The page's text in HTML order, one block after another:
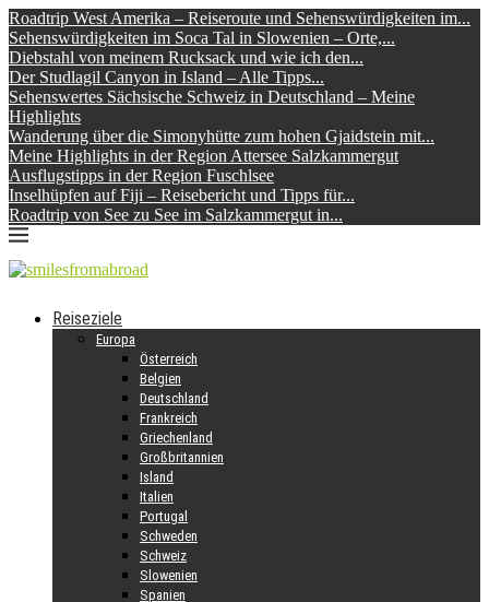
Roadtrip West Amerika – Reiseroute und Sehenswürdigkeiten im...
Sehenswürdigkeiten im Soca Tal in Slowenien – Orte,...
Diebstahl von meinem Rucksack und wie ich den...
Der Studlagil Canyon in Island – Alle Tipps...
Sehenswertes Sächsische Schweiz in Deutschland – Meine
Highlights
Wanderung über die Simonyhütte zum hohen Gjaidstein mit...
Meine Highlights in der Region Attersee Salzkammergut
Ausflugstipps in der Region Fuschlsee
Inselhüpfen auf Fiji – Reisebericht und Tipps für...
Roadtrip von See zu See im Salzkammergut in...
Reiseziele
Europa
Österreich
Belgien
Deutschland
Frankreich
Griechenland
Großbritannien
Island
Italien
Portugal
Schweden
Schweiz
Slowenien
Spanien